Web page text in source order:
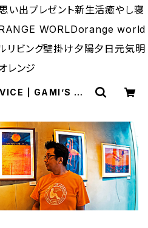
い出プレゼント新生活癒やし寝
WORLDorange world
リビング壁掛け夕陽夕日元気明
レンジ
| GAMI’S OR